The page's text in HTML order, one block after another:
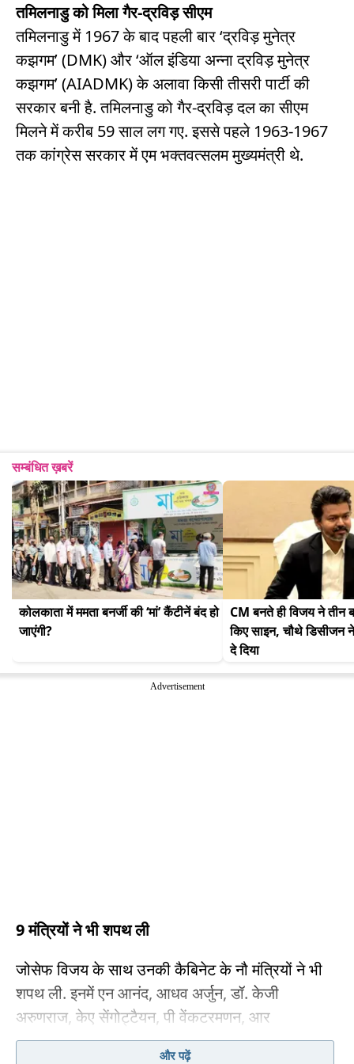
तमिलनाडु को मिला गैर-द्रविड़ सीएम
तमिलनाडु में 1967 के बाद पहली बार ‘द्रविड़ मुनेत्र
कझगम’ (DMK) और ‘ऑल इंडिया अन्ना द्रविड़ मुनेत्र
कझगम’ (AIADMK) के अलावा किसी तीसरी पार्टी की
सरकार बनी है. तमिलनाडु को गैर-द्रविड़ दल का सीएम
मिलने में करीब 59 साल लग गए. इससे पहले 1963-1967
तक कांग्रेस सरकार में एम भक्तवत्सलम मुख्यमंत्री थे.
सम्बंधित ख़बरें
कोलकाता में ममता बनर्जी की ‘मां’ कैंटीनें बंद हो
जाएंगी?
CM बनते ही विजय ने तीन
किए साइन, चौथे
दे दिया
Advertisement
9 मंत्रियों ने भी शपथ ली
जोसेफ विजय के साथ उनकी कैबिनेट के नौ मंत्रियों ने भी
शपथ ली. इनमें एन आनंद, आधव अर्जुन, डॉ. केजी
अरुणराज, केए सेंगोट्टैयन, पी वेंकटरमणन, आर
निर्मलकुमार, राजमोहन, डॉ. टीके प्रभु और एस कीर्तन का
और पढ़ें